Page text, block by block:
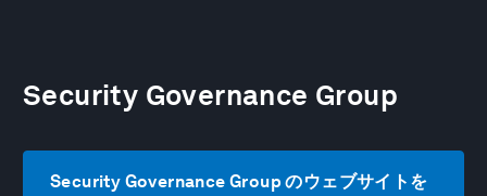
Security Governance Group
Security Governance Group のウェブサイトを